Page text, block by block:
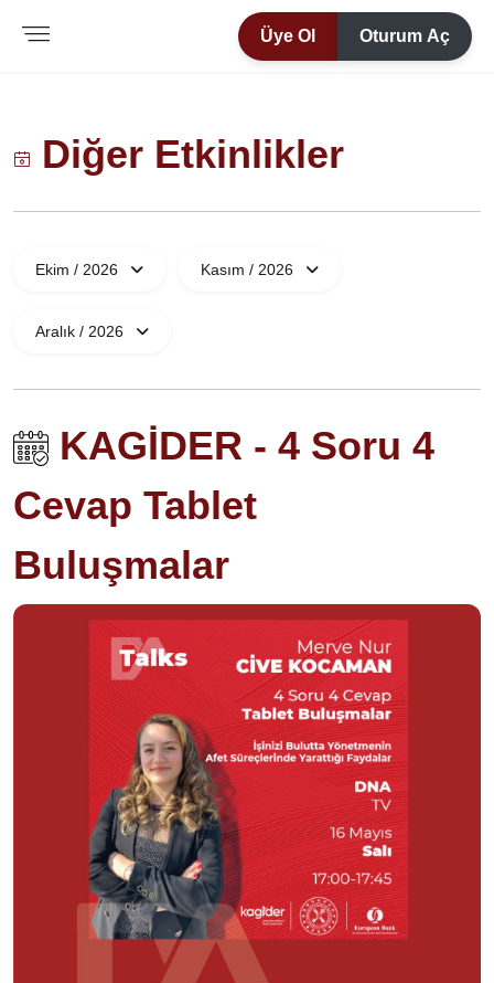
Üye Ol Oturum Aç
Diğer Etkinlikler
Ekim / 2026 Kasım / 2026
Aralık / 2026
KAGİDER - 4 Soru 4
Cevap Tablet
Buluşmalar